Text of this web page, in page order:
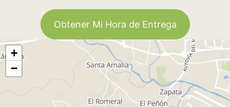
Obtener Mi Hora de Entrega
+
−